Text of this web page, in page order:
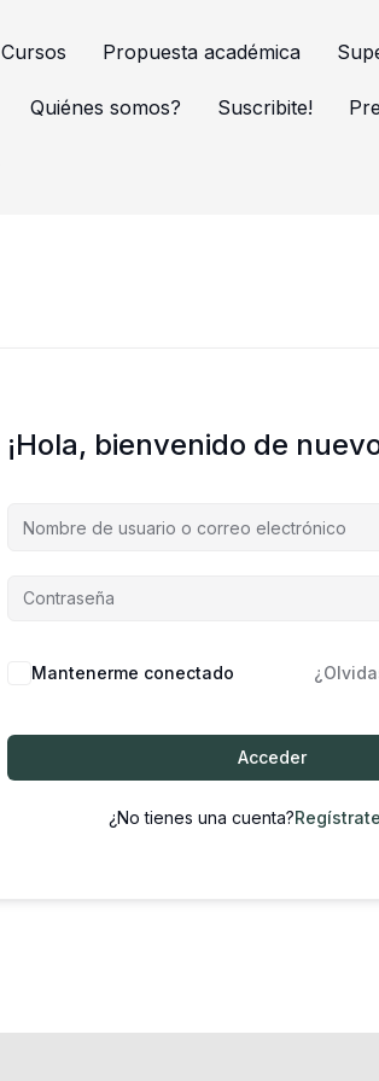
Cursos Propuesta académica
Quiénes somos? Suscribite!
¡Hola, bienvenido de
Mantenerme conectado
Acceder
¿No tienes una cuenta?